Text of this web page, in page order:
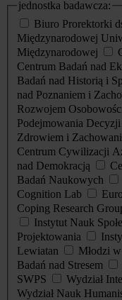
jednostka badawcza:
Biuro Prorektorki
Międzynarodowej
Międzynarodowej
Centrum Badań nad
Badań nad Historią i
nad Poznaniem i
Rozwojem
Podejmowania Decyzji
Zdrowiem i
Centrum Cywilizacji
nad Demokracją
Badań Naukowych
Cognition Lab
Coping Research
Instytut Nauk
Projektowania
Lewiatan
Młodzi
Badań nad Stresem
SWPS
Wydział
Wydział Nauk